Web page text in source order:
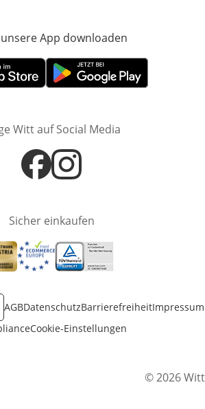
unsere App downloaden
Fenster
Öffnet in neuem Fenster
Witt auf Social Media
Öffnet in neuem Fenster
Öffnet in neuem Fenster
Sicher einkaufen
in neuem Fenster
Öffnet in neuem Fenster
Öffnet in neuem Fenster
AGBDatenschutzBarrierefreiheitImpressum
Cookie-Einstellungen
© 2026 Witt